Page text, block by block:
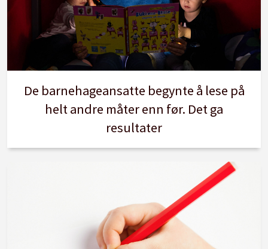
De barnehageansatte begynte å lese på
helt andre måter enn før. Det ga
resultater